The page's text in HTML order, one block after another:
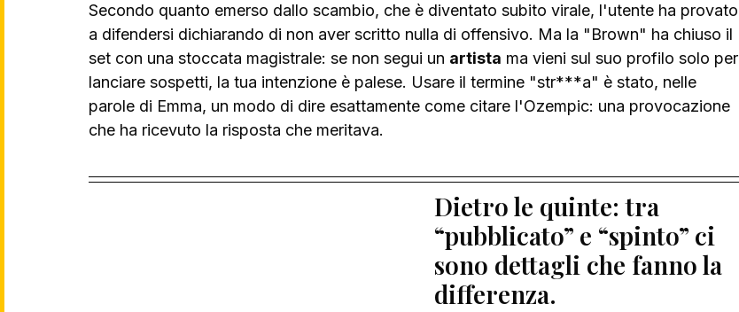
Secondo quanto emerso dallo scambio, che è diventato subito virale, l'utente ha provato
a difendersi dichiarando di non aver scritto nulla di offensivo. Ma la "Brown" ha chiuso il
set con una stoccata magistrale: se non segui un artista ma vieni sul suo profilo solo per
lanciare sospetti, la tua intenzione è palese. Usare il termine "str***a" è stato, nelle
parole di Emma, un modo di dire esattamente come citare l'Ozempic: una provocazione
che ha ricevuto la risposta che meritava.
Dietro le quinte: tra
“pubblicato” e “spinto” ci
sono dettagli che fanno la
differenza.